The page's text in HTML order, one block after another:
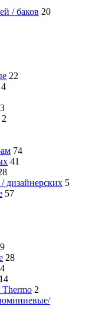
/ баков 20
22
4
2
74
41
дизайнерских 5
57
28
4
14
Thermo 2